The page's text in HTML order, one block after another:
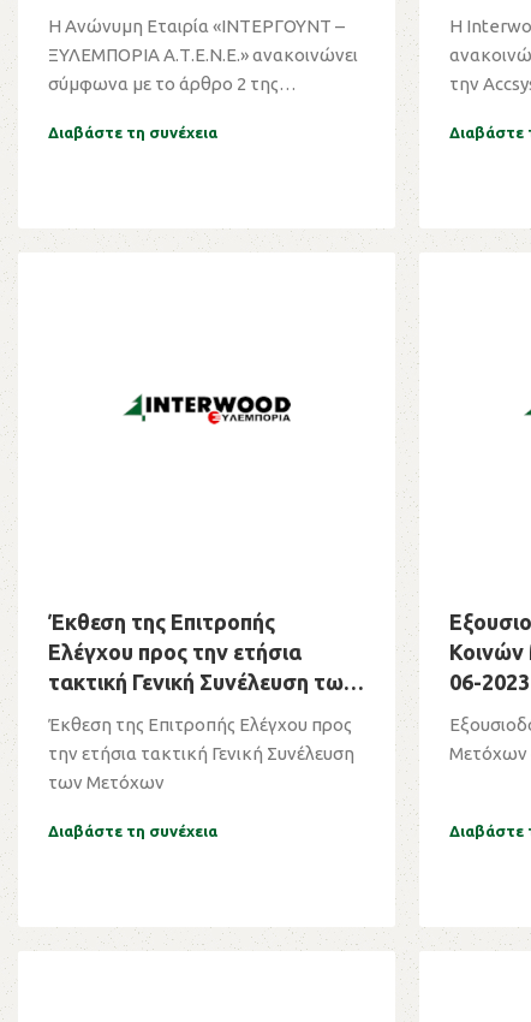
Η Ανώνυμη Εταιρία «ΙΝΤΕΡΓΟΥΝΤ –
ΞΥΛΕΜΠΟΡΙΑ Α.Τ.Ε.Ν.Ε.» ανακοινώνει
σύμφωνα με το άρθρο 2 της
Διαβάστε τη συνέχεια
ως
Η
την
Διαβάστε
Έκθεση της Επιτροπής
Ελέγχου προς την ετήσια
τακτική Γενική Συνέλευση των
Μετόχων 21-6-2023
Έκθεση της Επιτροπής Ελέγχου προς
την ετήσια τακτική Γενική Συνέλευση
των Μετόχων
Διαβάστε τη συνέχεια
Κοινών
06-2023
Μετόχων
Διαβάστε